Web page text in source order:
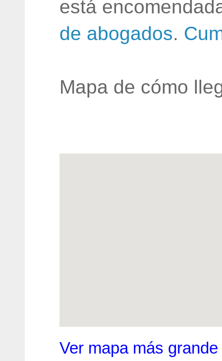
está
de abogados.
Mapa de cómo
Ver mapa más grande